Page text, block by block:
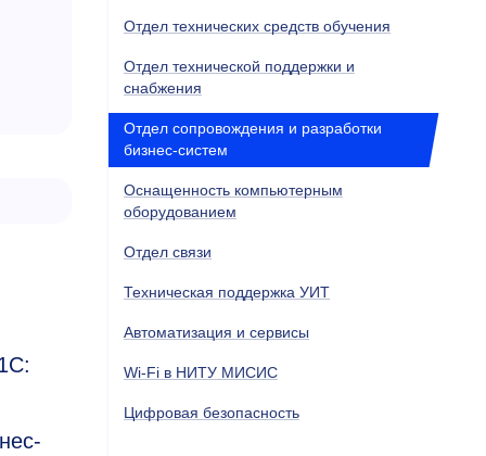
Отдел технических средств обучения
Отдел технической поддержки и
снабжения
Отдел сопровождения и разработки
бизнес-систем
Оснащенность компьютерным
оборудованием
Отдел связи
Техническая поддержка УИТ
Автоматизация и сервисы
Wi-Fi в НИТУ МИСИС
Цифровая безопасность